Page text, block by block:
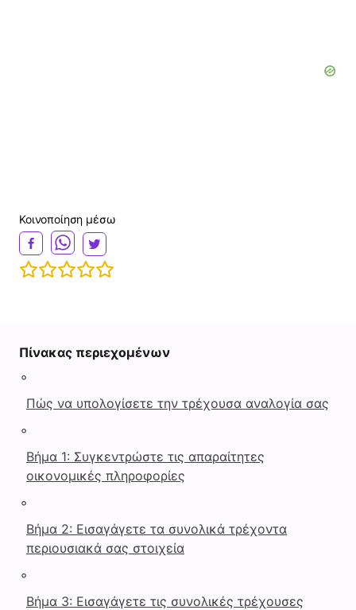
Κοινοποίηση μέσω
Πίνακας περιεχομένων
◦
Πώς να υπολογίσετε την τρέχουσα αναλογία σας
◦
Βήμα 1: Συγκεντρώστε τις απαραίτητες
οικονομικές πληροφορίες
◦
Βήμα 2: Εισαγάγετε τα συνολικά τρέχοντα
περιουσιακά σας στοιχεία
◦
Βήμα 3: Εισαγάγετε τις συνολικές τρέχουσες